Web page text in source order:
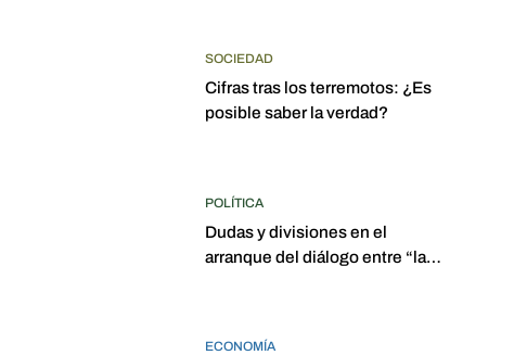
SOCIEDAD
Cifras tras los terremotos: ¿Es
posible saber la verdad?
POLÍTICA
Dudas y divisiones en el
arranque del diálogo entre “las
ECONOMÍA